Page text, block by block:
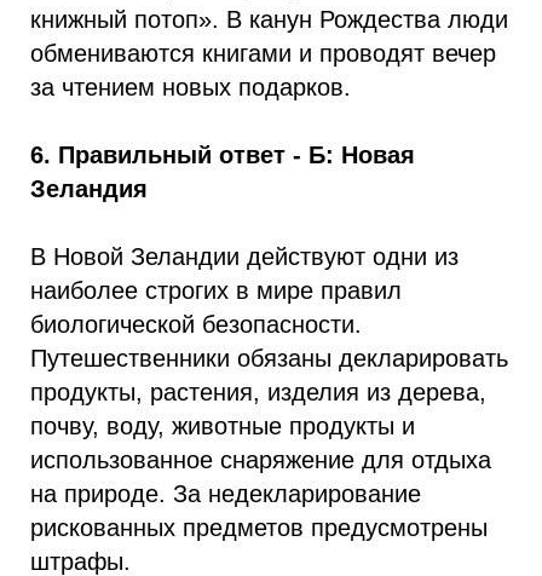
книжный потоп». В канун Рождества люди
обмениваются книгами и проводят вечер
за чтением новых подарков.
6. Правильный ответ - Б: Новая
Зеландия
В Новой Зеландии действуют одни из
наиболее строгих в мире правил
биологической безопасности.
Путешественники обязаны декларировать
продукты, растения, изделия из дерева,
почву, воду, животные продукты и
использованное снаряжение для отдыха
на природе. За недекларирование
рискованных предметов предусмотрены
штрафы.